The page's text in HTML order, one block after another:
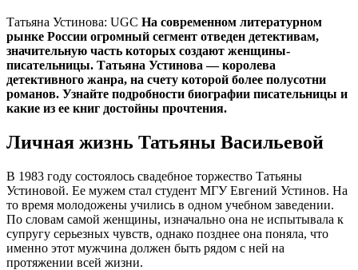
Татьяна Устинова: UGC На современном литературном
рынке России огромный сегмент отведен детективам,
значительную часть которых создают женщины-
писательницы. Татьяна Устинова — королева
детективного жанра, на счету которой более полусотни
романов. Узнайте подробности биографии писательницы и
какие из ее книг достойны прочтения.
Личная жизнь Татьяны Васильевой
В 1983 году состоялось свадебное торжество Татьяны
Устиновой. Ее мужем стал студент МГУ Евгений Устинов. На
то время молодожены учились в одном учебном заведении.
По словам самой женщины, изначально она не испытывала к
супругу серьезных чувств, однако позднее она поняла, что
именно этот мужчина должен быть рядом с ней на
протяжении всей жизни.